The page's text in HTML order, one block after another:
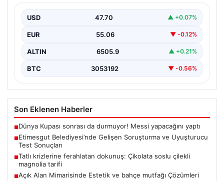
Son günlerde yayılan haberler, Etimesgut
seriyor. Soruşturma kapsamında,…
USD 47.70 ▲ +0.07%
EUR 55.06 ▼ -0.12%
ALTIN 6505.9 ▲ +0.21%
BTC 3053192 ▼ -0.56%
Son Eklenen Haberler
■Dünya Kupası sonrası da durmuyor! Messi yapacağını yaptı
■Etimesgut Belediyesi’nde Gelişen Soruşturma ve Uyuşturucu
Test Sonuçları
■Tatlı krizlerine ferahlatan dokunuş: Çikolata soslu çilekli
magnolia tarifi
■Açık Alan Mimarisinde Estetik ve bahçe mutfağı Çözümleri